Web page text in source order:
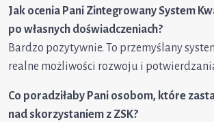
Jak ocenia Pani Zintegrowany System
po własnych doświadczeniach?
Bardzo pozytywnie. To przemyślany
realne możliwości rozwoju i
Co poradziłaby Pani osobom, które
nad skorzystaniem z ZSK?